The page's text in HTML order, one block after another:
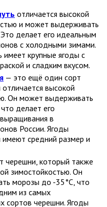
отличается высокой
и может выдерживать
делает его идеальным
с холодными зимами.
имеет крупные ягоды с
и сладким вкусом.
— это ещё один сорт
высокой
Он может выдерживать
делает его
в
России. Ягоды
имеют средний размер и
черешни, который также
зимостойкостью. Он
морозы до -35°C, что
из самых
сортов черешни. Ягоды